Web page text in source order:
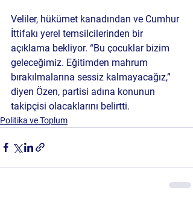
Veliler, hükümet kanadından ve Cumhur
İttifakı yerel temsilcilerinden bir
açıklama bekliyor. “Bu çocuklar bizim
geleceğimiz. Eğitimden mahrum
bırakılmalarına sessiz kalmayacağız,”
diyen Özen, partisi adına konunun
takipçisi olacaklarını belirtti.
Politika ve Toplum